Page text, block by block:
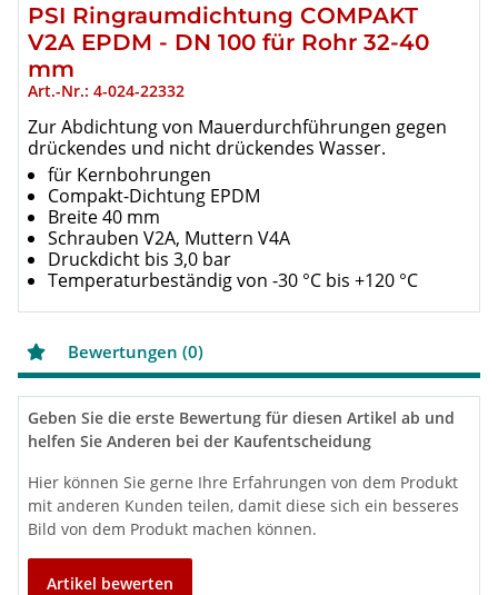
PSI Ringraumdichtung COMPAKT
V2A EPDM - DN 100 für Rohr 32-40
mm
Art.-Nr.: 4-024-22332
Zur Abdichtung von Mauerdurchführungen gegen
drückendes und nicht drückendes Wasser.
für Kernbohrungen
Compakt-Dichtung EPDM
Breite 40 mm
Schrauben V2A, Muttern V4A
Druckdicht bis 3,0 bar
Temperaturbeständig von -30 °C bis +120 °C
Bewertungen (0)
Geben Sie die erste Bewertung für diesen Artikel ab und
helfen Sie Anderen bei der Kaufentscheidung
Hier können Sie gerne Ihre Erfahrungen von dem Produkt
mit anderen Kunden teilen, damit diese sich ein besseres
Bild von dem Produkt machen können.
Artikel bewerten